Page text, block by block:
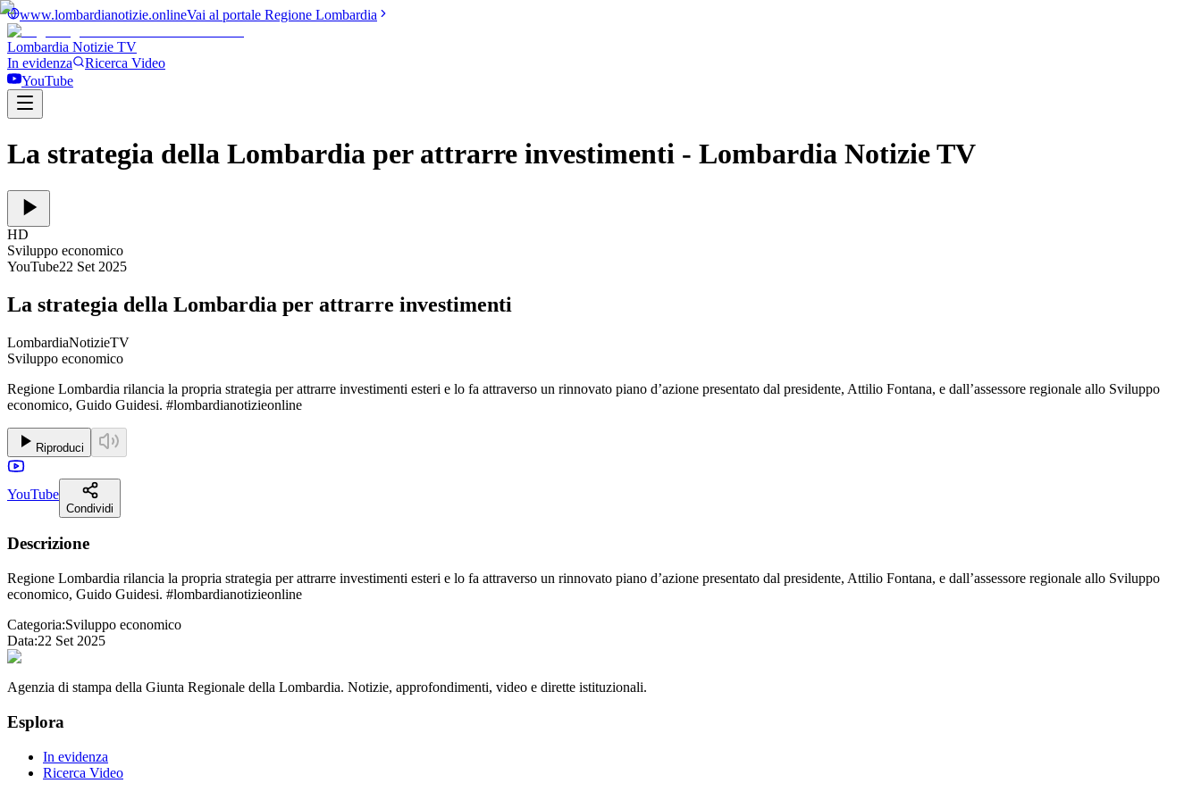
www.lombardianotizie.onlineVai al portale Regione Lombardia
Lombardia Notizie TV
In evidenza
Ricerca Video
YouTube
La strategia della Lombardia per attrarre investimenti - Lombardia Notizie TV
HD
Sviluppo economico
YouTube22 Set 2025
La strategia della Lombardia per attrarre investimenti
LombardiaNotizieTV
Sviluppo economico
Regione Lombardia rilancia la propria strategia per attrarre investimenti esteri e lo fa attraverso un rinnovato piano d’azione presentato dal presidente, Attilio Fontana, e dall’assessore regionale allo Sviluppo
economico, Guido Guidesi. #lombardianotizieonline
Riproduci
YouTube
Condividi
Descrizione
Regione Lombardia rilancia la propria strategia per attrarre investimenti esteri e lo fa attraverso un rinnovato piano d’azione presentato dal presidente, Attilio Fontana, e dall’assessore regionale allo Sviluppo
economico, Guido Guidesi. #lombardianotizieonline
Categoria:Sviluppo economico
Data:22 Set 2025
Agenzia di stampa della Giunta Regionale della Lombardia. Notizie, approfondimenti, video e dirette istituzionali.
Esplora
In evidenza
Ricerca Video